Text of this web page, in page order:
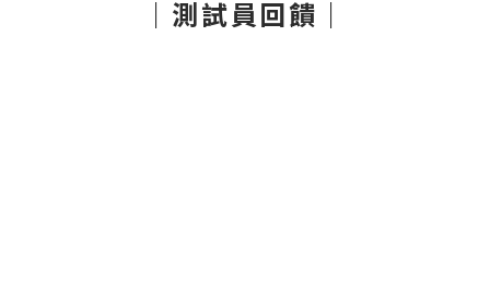
｜測試員回饋｜